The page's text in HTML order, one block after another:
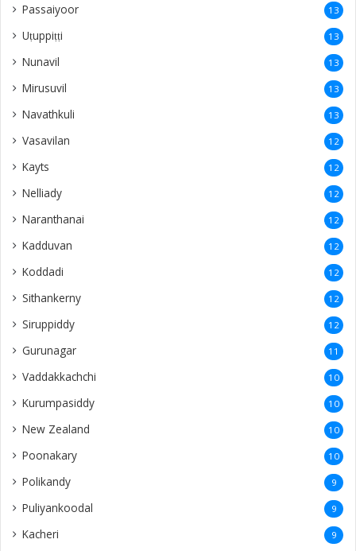
Passaiyoor 13
Uṭuppiṭṭi 13
Nunavil 13
Mirusuvil 13
Navathkuli 13
Vasavilan 12
Kayts 12
Nelliady 12
Naranthanai 12
Kadduvan 12
Koddadi 12
Sithankerny 12
Siruppiddy 12
Gurunagar 11
Vaddakkachchi 10
Kurumpasiddy 10
New Zealand 10
Poonakary 10
Polikandy 9
Puliyankoodal 9
Kacheri 9